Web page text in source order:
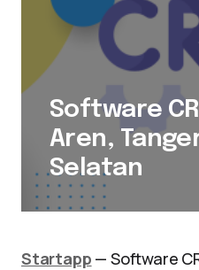
Software
Aren,
Selatan
Startapp — Software